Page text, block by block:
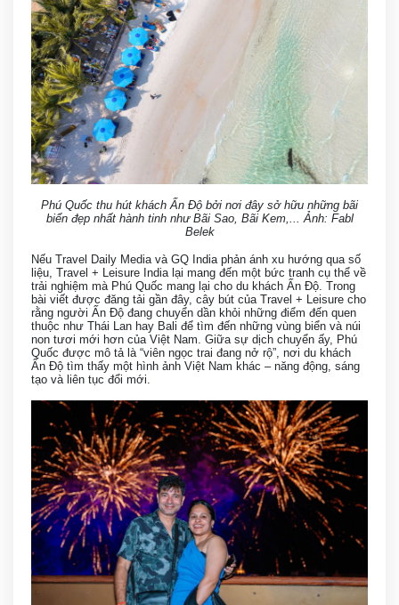
Phú Quốc thu hút khách Ấn Độ bởi nơi đây sở hữu những bãi
biển đẹp nhất hành tinh như Bãi Sao, Bãi Kem,... Ảnh: Fabl
Belek
Nếu Travel Daily Media và GQ India phản ánh xu hướng qua số
liệu, Travel + Leisure India lại mang đến một bức tranh cụ thể về
trải nghiệm mà Phú Quốc mang lại cho du khách Ấn Độ. Trong
bài viết được đăng tải gần đây, cây bút của Travel + Leisure cho
rằng người Ấn Độ đang chuyển dần khỏi những điểm đến quen
thuộc như Thái Lan hay Bali để tìm đến những vùng biển và núi
non tươi mới hơn của Việt Nam. Giữa sự dịch chuyển ấy, Phú
Quốc được mô tả là “viên ngọc trai đang nở rộ”, nơi du khách
Ấn Độ tìm thấy một hình ảnh Việt Nam khác – năng động, sáng
tạo và liên tục đổi mới.